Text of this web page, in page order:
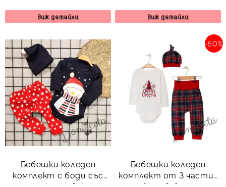
Виж детайли Виж детайли
Бебешки коледен
комплект с боди със
Бебешки коледен
комплект от 3 части-
-50%